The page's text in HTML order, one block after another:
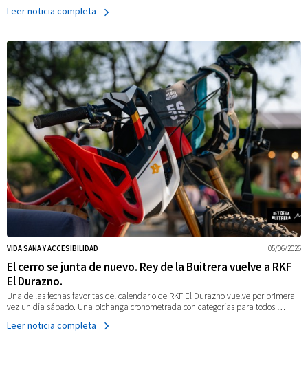
Leer noticia completa
05/06/2026
VIDA SANA Y ACCESIBILIDAD
El cerro se junta de nuevo. Rey de la Buitrera vuelve a RKF
El Durazno.
Una de las fechas favoritas del calendario de RKF El Durazno vuelve por primera
vez un día sábado. Una pichanga cronometrada con categorías para todos …
Leer noticia completa